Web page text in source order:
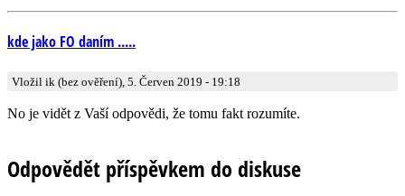
kde jako FO daním .....
Vložil ik (bez ověření), 5. Červen 2019 - 19:18
No je vidět z Vaší odpovědi, že tomu fakt rozumíte.
Odpovědět příspěvkem do diskuse